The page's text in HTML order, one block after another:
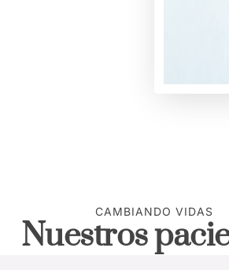
CAMBIANDO VIDAS
Nuestros